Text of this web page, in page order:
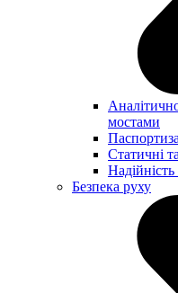
мостами
Статичні
Безпека руху